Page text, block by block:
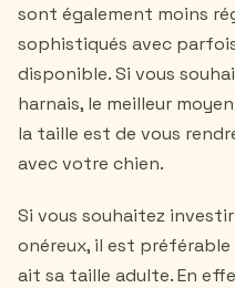
sont également moins
sophistiqués avec
disponible. Si vous
harnais, le meilleur
la taille est de vous
avec votre chien.
Si vous souhaitez
onéreux, il est
ait sa taille adulte. En